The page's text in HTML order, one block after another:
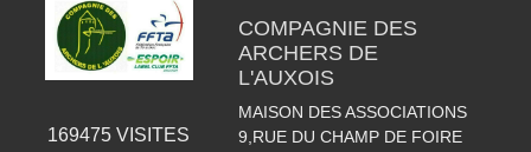
169475 VISITES
COMPAGNIE DES
ARCHERS DE
L'AUXOIS
MAISON DES ASSOCIATIONS
9,RUE DU CHAMP DE FOIRE